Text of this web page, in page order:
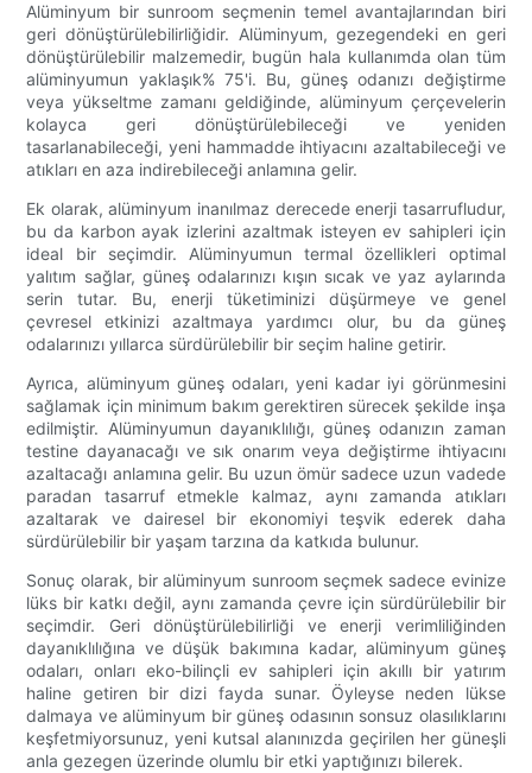
Alüminyum bir sunroom seçmenin temel avantajlarından biri
geri dönüştürülebilirliğidir. Alüminyum, gezegendeki en geri
dönüştürülebilir malzemedir, bugün hala kullanımda olan tüm
alüminyumun yaklaşık% 75'i. Bu, güneş odanızı değiştirme
veya yükseltme zamanı geldiğinde, alüminyum çerçevelerin
kolayca geri dönüştürülebileceği ve yeniden
tasarlanabileceği, yeni hammadde ihtiyacını azaltabileceği ve
atıkları en aza indirebileceği anlamına gelir.
Ek olarak, alüminyum inanılmaz derecede enerji tasarrufludur,
bu da karbon ayak izlerini azaltmak isteyen ev sahipleri için
ideal bir seçimdir. Alüminyumun termal özellikleri optimal
yalıtım sağlar, güneş odalarınızı kışın sıcak ve yaz aylarında
serin tutar. Bu, enerji tüketiminizi düşürmeye ve genel
çevresel etkinizi azaltmaya yardımcı olur, bu da güneş
odalarınızı yıllarca sürdürülebilir bir seçim haline getirir.
Ayrıca, alüminyum güneş odaları, yeni kadar iyi görünmesini
sağlamak için minimum bakım gerektiren sürecek şekilde inşa
edilmiştir. Alüminyumun dayanıklılığı, güneş odanızın zaman
testine dayanacağı ve sık onarım veya değiştirme ihtiyacını
azaltacağı anlamına gelir. Bu uzun ömür sadece uzun vadede
paradan tasarruf etmekle kalmaz, aynı zamanda atıkları
azaltarak ve dairesel bir ekonomiyi teşvik ederek daha
sürdürülebilir bir yaşam tarzına da katkıda bulunur.
Sonuç olarak, bir alüminyum sunroom seçmek sadece evinize
lüks bir katkı değil, aynı zamanda çevre için sürdürülebilir bir
seçimdir. Geri dönüştürülebilirliği ve enerji verimliliğinden
dayanıklılığına ve düşük bakımına kadar, alüminyum güneş
odaları, onları eko-bilinçli ev sahipleri için akıllı bir yatırım
haline getiren bir dizi fayda sunar. Öyleyse neden lükse
dalmaya ve alüminyum bir güneş odasının sonsuz olasılıklarını
keşfetmiyorsunuz, yeni kutsal alanınızda geçirilen her güneşli
anla gezegen üzerinde olumlu bir etki yaptığınızı bilerek.